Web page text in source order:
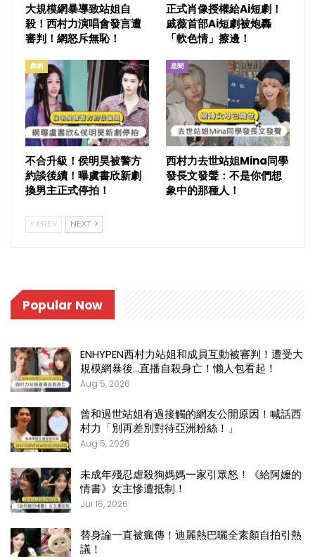
大規模網暴導致站姐自
殺！西村力演唱會發言遭
審判！網怒斥無恥！
正式肖像授權給Ai短劇！
戚薇首部Ai短劇被炮轟
「軟色情」擦邊！
戲劇
不合升級！侯明昊被警方
約談後續！曝虞書欣新劇
換男主正式停拍！
星聞
西村力去世站姐Mina同學
發長文發聲：不是你們想
象中的那種人！
PREV NEXT
Popular Now
ENHYPEN西村力站姐和成員互動被審判！遭受大
規模網暴後…直播自殺身亡！懶人包看起！
Aug 5, 2026
曾和過世站姐有過接觸的網友公開原因！喊話西
村力「別再差別對待亞洲粉絲！」
Aug 5, 2026
未成年殘忍虐殺狗媽媽一家引眾怒！《給阿嬤的
情書》女主慘遭抵制！
Jul 16, 2026
替身論一直被瘋傳！迪麗熱巴曬全素顏自拍引熱
議！